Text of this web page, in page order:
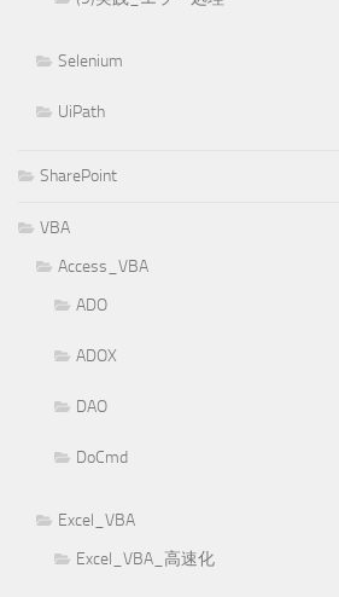
Selenium
UiPath
SharePoint
VBA
Access_VBA
ADO
ADOX
DAO
DoCmd
Excel_VBA
Excel_VBA_高速化